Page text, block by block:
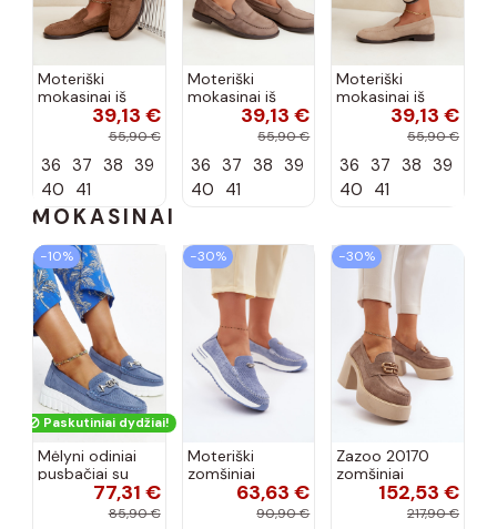
Moteriški
mokasinai iš
dirbtinės
zomšos, rudos
39,13 €
55,90 €
36 37 38 39
40 41
Moteriški
mokasinai iš
dirbtinės
zomšos, molio
39,13 €
55,90 €
36 37 38 39
40 41
Moteriški
mokasinai iš
dirbtinės
zomšos, smėlio
39,13 €
55,90 €
36 37 38 39
40 41
MOKASINAI
−10%
Paskutiniai dydžiai!
Mėlyni odiniai
pusbačiai su
dekoratyvine
sagtimi Taija
77,31 €
85,90 €
−30%
Moteriški
zomšiniai
mokasinai
Demela mėlynos
63,63 €
90,90 €
−30%
Zazoo 20170
zomšiniai
bateliai su
kulniukais smėlio
152,53 €
217,90 €